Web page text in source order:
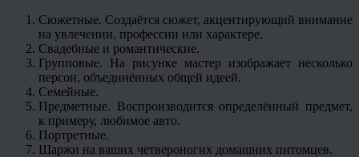
Сюжетные. Создаётся сюжет, акцентирующий внимание
на увлечении, профессии или характере.
Свадебные и романтические.
Групповые. На рисунке мастер изображает несколько
персон, объединённых общей идеей.
Семейные.
Предметные. Воспроизводится определённый предмет,
к примеру, любимое авто.
Портретные.
Шаржи на ваших четвероногих домашних питомцев.